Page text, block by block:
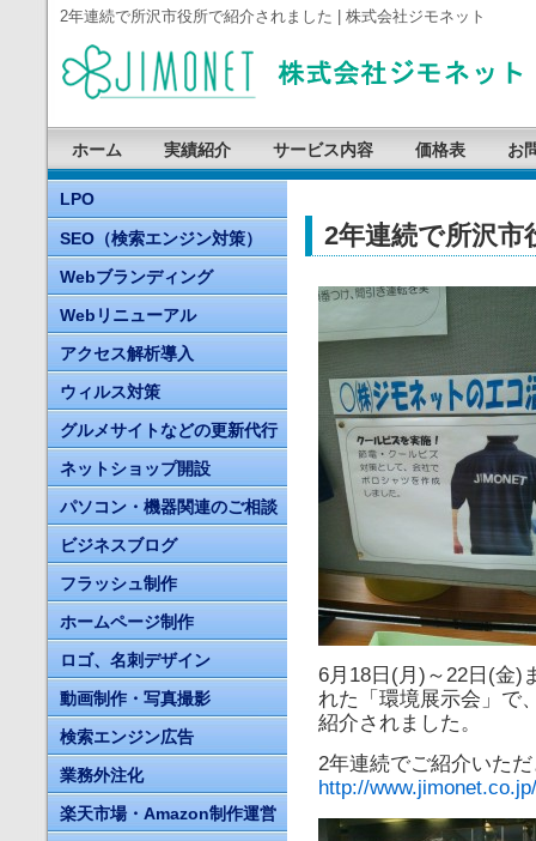
2年連続で所沢市役所で紹介されました | 株式会社ジモネット
ホーム 実績紹介 サービス内容 価格表 お
2年連続で所沢
6月18日(月)～22日(金)
れた「環境展示会」で
紹介されました。
2年連続でご紹介いた
http://
LPO
SEO（検索エンジン対策）
Webブランディング
Webリニューアル
アクセス解析導入
ウィルス対策
グルメサイトなどの更新代行
ネットショップ開設
パソコン・機器関連のご相談
ビジネスブログ
フラッシュ制作
ホームページ制作
ロゴ、名刺デザイン
動画制作・写真撮影
検索エンジン広告
業務外注化
楽天市場・Amazon制作運営